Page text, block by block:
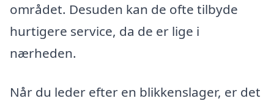
området. Desuden kan de ofte tilbyde
hurtigere service, da de er lige i
nærheden.
Når du leder efter en blikkenslager, er det